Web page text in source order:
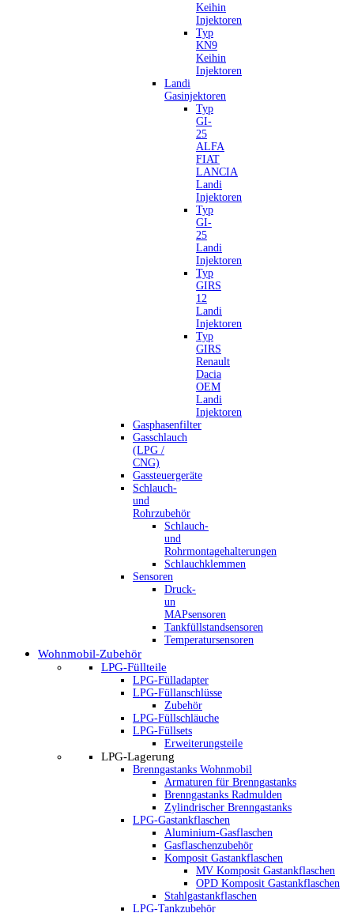
Keihin
Injektoren
Typ
KN9
Keihin
Injektoren
Landi
Gasinjektoren
Typ
GI-
25
ALFA
FIAT
LANCIA
Landi
Injektoren
Typ
GI-
25
Landi
Injektoren
Typ
GIRS
12
Landi
Injektoren
Typ
GIRS
Renault
Dacia
OEM
Landi
Injektoren
Gasphasenfilter
Gasschlauch
(LPG /
CNG)
Gassteuergeräte
Schlauch-
und
Rohrzubehör
Schlauch-
und
Rohrmontagehalterungen
Schlauchklemmen
Sensoren
Druck-
un
MAPsensoren
Tankfüllstandsensoren
Temperatursensoren
Wohnmobil-Zubehör
LPG-Füllteile
LPG-Fülladapter
LPG-Füllanschlüsse
Zubehör
LPG-Füllschläuche
LPG-Füllsets
Erweiterungsteile
LPG-Lagerung
Brenngastanks Wohnmobil
Armaturen für Brenngastanks
Brenngastanks Radmulden
Zylindrischer Brenngastanks
LPG-Gastankflaschen
Aluminium-Gasflaschen
Gasflaschenzubehör
Komposit Gastankflaschen
MV Komposit Gastankflaschen
OPD Komposit Gastankflaschen
Stahlgastankflaschen
LPG-Tankzubehör